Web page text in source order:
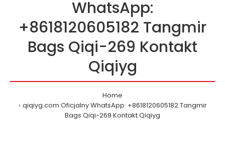
WhatsApp:
+8618120605182 Tangmir
Bags Qiqi-269 Kontakt
Qiqiyg
Home
qiqiyg.com Oficjalny WhatsApp: +8618120605182 Tangmir
Bags Qiqi-269 Kontakt Qiqiyg